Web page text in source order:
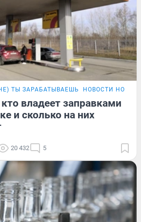
ТЫ ЗАРАБАТЫВАЕШЬ НОВОСТИ
владеет заправками
и сколько на них
20 432 5